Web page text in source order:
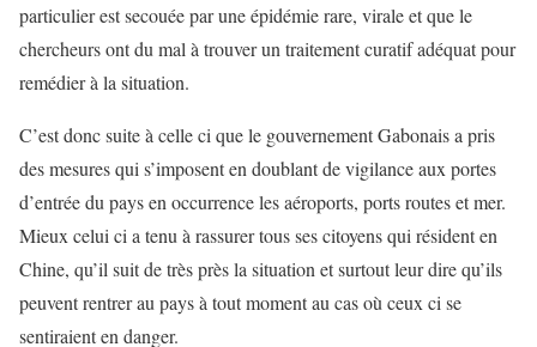
particulier est secouée par une épidémie rare, virale et que le
chercheurs ont du mal à trouver un traitement curatif adéquat pour
remédier à la situation.
C’est donc suite à celle ci que le gouvernement Gabonais a pris
des mesures qui s’imposent en doublant de vigilance aux portes
d’entrée du pays en occurrence les aéroports, ports routes et mer.
Mieux celui ci a tenu à rassurer tous ses citoyens qui résident en
Chine, qu’il suit de très près la situation et surtout leur dire qu’ils
peuvent rentrer au pays à tout moment au cas où ceux ci se
sentiraient en danger.